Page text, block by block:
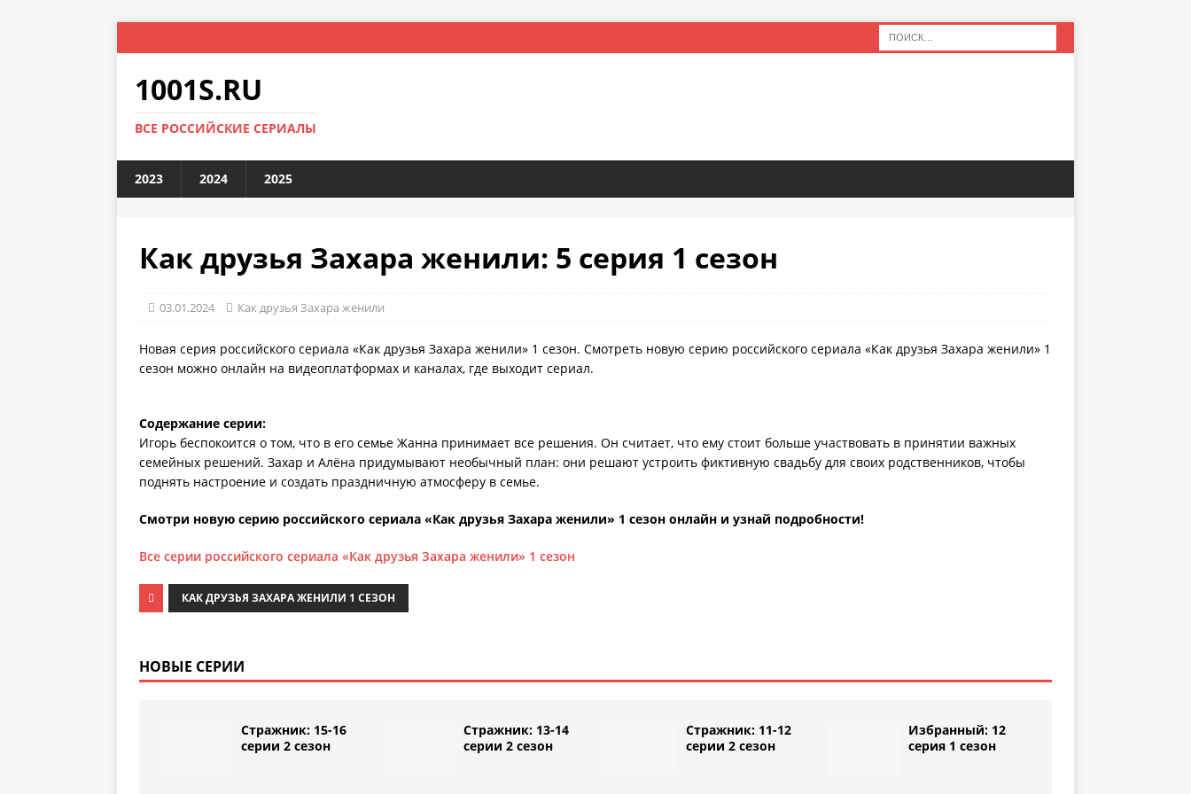
1001S.RU
ВСЕ РОССИЙСКИЕ СЕРИАЛЫ
2023 2024 2025
Как друзья Захара женили: 5 серия 1 сезон
03.01.2024 Как друзья Захара женили
Новая серия российского сериала «Как друзья Захара женили» 1 сезон. Смотреть новую серию российского сериала «Как друзья Захара женили» 1
сезон можно онлайн на видеоплатформах и каналах, где выходит сериал.
Содержание серии:
Игорь беспокоится о том, что в его семье Жанна принимает все решения. Он считает, что ему стоит больше участвовать в принятии важных
семейных решений. Захар и Алёна придумывают необычный план: они решают устроить фиктивную свадьбу для своих родственников, чтобы
поднять настроение и создать праздничную атмосферу в семье.
Смотри новую серию российского сериала «Как друзья Захара женили» 1 сезон онлайн и узнай подробности!
Все серии российского сериала «Как друзья Захара женили» 1 сезон
КАК ДРУЗЬЯ ЗАХАРА ЖЕНИЛИ 1 СЕЗОН
НОВЫЕ СЕРИИ
Стражник: 15-16
серии 2 сезон
Стражник: 13-14
серии 2 сезон
Стражник: 11-12
серии 2 сезон
Избранный: 12
серия 1 сезон